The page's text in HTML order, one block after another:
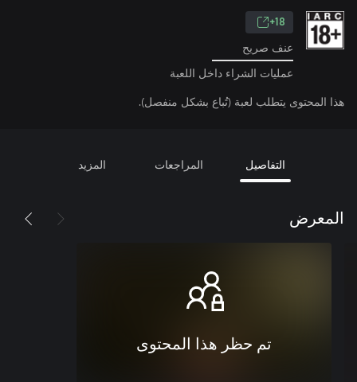
18+
عنف صريح
عمليات الشراء داخل اللعبة
هذا المحتوى يتطلب لعبة (تُباع بشكل منفصل).
التفاصيل المراجعات المزيد
المعرض
تم حظر هذا المحتوى